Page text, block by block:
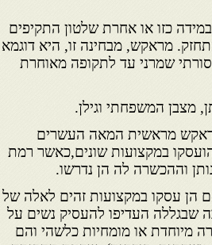
כזו או אחרת שלטון התקיפים
מראקש, מבחינה זו, היא דוגמא
שמרני עד לתקופה מאוחרת
מצבן המשפחתי וגילן.
מראשית המאה העשרים
2 עבדו 1935נשים. הן הועסקו במקצועות שונים,כאשר רמת
וההכשרה לה הן נדרשו.
הן עסקו במקצועות זהים לאלה של
שבגללה העדיפו להעסיק נשים על
מיוחדת או מומחיות כלשהי והם